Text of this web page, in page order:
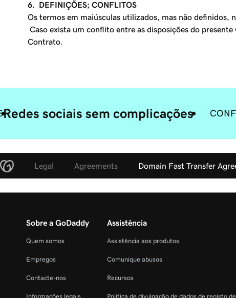
6. DEFINIÇÕES; CONFLITOS
Os termos em maiúsculas utilizados, mas não definidos,
Caso exista um conflito entre as disposições do
Contrato.
Redes sociais sem complicações
Legal Agreements Domain Fast Transfer
Sobre a GoDaddy
Quem somos
Empregos
Contacte-nos
Informações legais
Assistência
Assistência aos produtos
Comunique abusos
Recursos
Política de divulgação de dados de registo